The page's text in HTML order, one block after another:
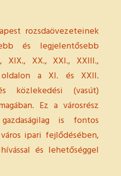
rozsdaövezeteinek
és legjelentősebb
XIX., XX., XXI., XXIII.,
a XI. és XXII.
közlekedési (vasút)
Ez a városrész
is fontos
ipari fejlődésében,
és lehetőséggel